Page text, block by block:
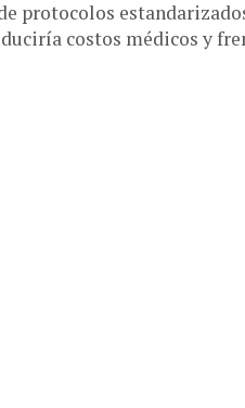
protocolos
costos médicos y